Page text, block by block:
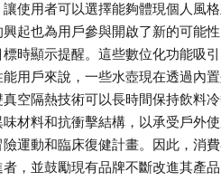
使用者可以選擇能夠體現個人風
起也為用戶參與開啟了新的可能
時顯示提醒。這些數位化功能吸
用戶來說，一些水壺現在透過內
空隔熱技術可以長時間保持飲料
材料和抗衝擊結構，以承受戶外
運動和臨床復健計畫。因此，消
，並鼓勵現有品牌不斷改進其產